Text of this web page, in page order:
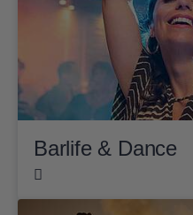
Barlife & Dance